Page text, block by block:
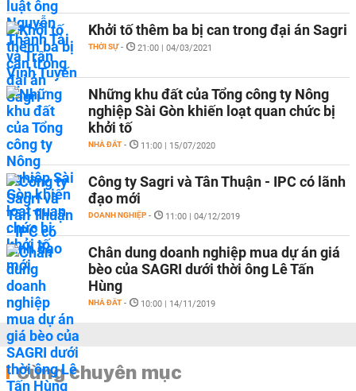
Khởi tố thêm ba bị can trong đại án Sagri
THỜI SỰ - 21:00 | 04/03/2021
Những khu đất của Tổng công ty Nông
nghiệp Sài Gòn khiến loạt quan chức bị
khởi tố
NHÀ ĐẤT - 11:00 | 15/07/2020
Công ty Sagri và Tân Thuận - IPC có lãnh
đạo mới
DOANH NGHIỆP - 11:00 | 04/12/2019
Chân dung doanh nghiệp mua dự án giá
bèo của SAGRI dưới thời ông Lê Tấn
Hùng
NHÀ ĐẤT - 10:00 | 14/11/2019
Cùng chuyên mục